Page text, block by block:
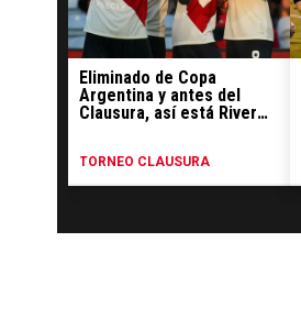
Eliminado de Copa
Argentina y antes del
Clausura, así está River
Libertadores 2027
TORNEO CLAUSURA